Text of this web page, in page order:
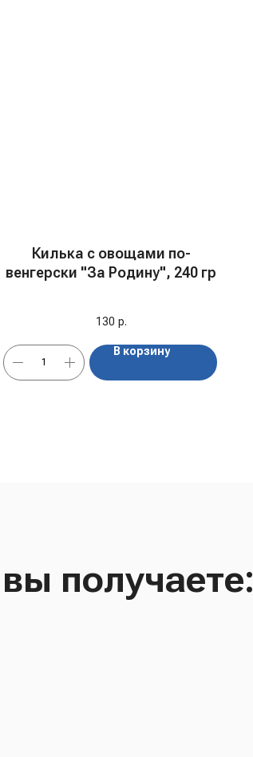
Килька с овощами по-
венгерски "За Родину", 240 гр
130 р.
В корзину
получаете: